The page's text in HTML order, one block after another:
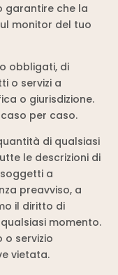
garantire che la
monitor del tuo
obbligati, di
o servizi a
o giurisdizione.
per caso.
di qualsiasi
le descrizioni di
a
preavviso, a
il diritto di
momento.
servizio
vietata.